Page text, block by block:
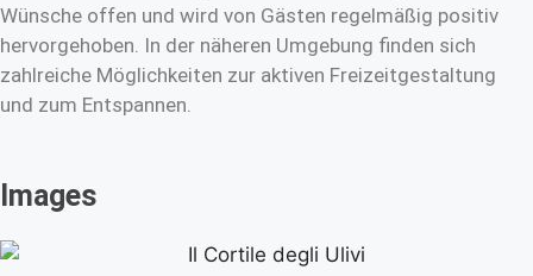
Wünsche offen und wird von Gästen regelmäßig positiv
hervorgehoben. In der näheren Umgebung finden sich
zahlreiche Möglichkeiten zur aktiven Freizeitgestaltung
und zum Entspannen.
Images